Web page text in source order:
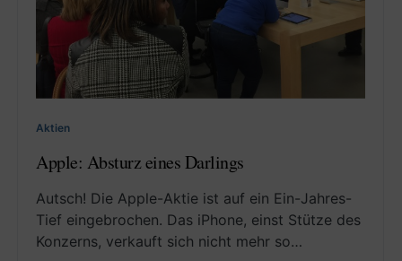
Aktien
Apple: Absturz eines Darlings
Autsch! Die Apple-Aktie ist auf ein Ein-Jahres-
Tief eingebrochen. Das iPhone, einst Stütze des
Konzerns, verkauft sich nicht mehr so…